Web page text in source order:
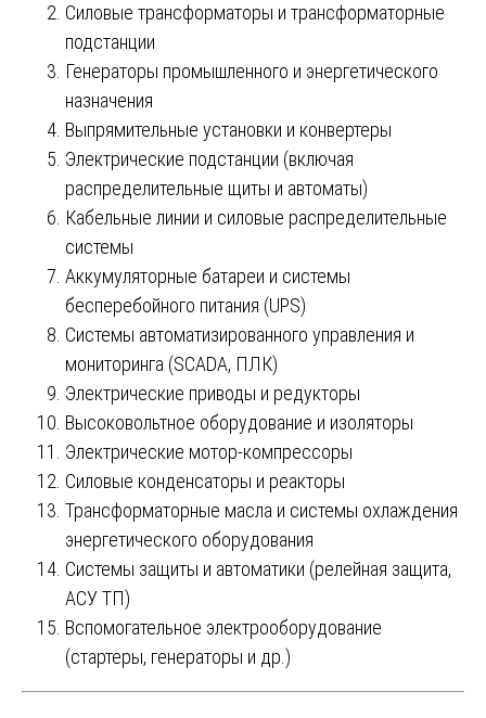
Силовые трансформаторы и трансформаторные
подстанции
Генераторы промышленного и энергетического
назначения
Выпрямительные установки и конвертеры
Электрические подстанции (включая
распределительные щиты и автоматы)
Кабельные линии и силовые распределительные
системы
Аккумуляторные батареи и системы
бесперебойного питания (UPS)
Системы автоматизированного управления и
мониторинга (SCADA, ПЛК)
Электрические приводы и редукторы
Высоковольтное оборудование и изоляторы
Электрические мотор-компрессоры
Силовые конденсаторы и реакторы
Трансформаторные масла и системы охлаждения
энергетического оборудования
Системы защиты и автоматики (релейная защита,
АСУ ТП)
Вспомогательное электрооборудование
(стартеры, генераторы и др.)